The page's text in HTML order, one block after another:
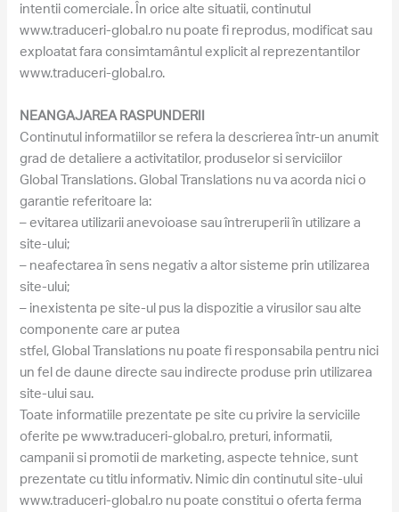
intentii comerciale. În orice alte situatii, continutul
www.traduceri-global.ro nu poate fi reprodus, modificat sau
exploatat fara consimtamântul explicit al reprezentantilor
www.traduceri-global.ro.
NEANGAJAREA RASPUNDERII
Continutul informatiilor se refera la descrierea într-un anumit
grad de detaliere a activitatilor, produselor si serviciilor
Global Translations. Global Translations nu va acorda nici o
garantie referitoare la:
– evitarea utilizarii anevoioase sau întreruperii în utilizare a
site-ului;
– neafectarea în sens negativ a altor sisteme prin utilizarea
site-ului;
– inexistenta pe site-ul pus la dispozitie a virusilor sau alte
componente care ar putea
stfel, Global Translations nu poate fi responsabila pentru nici
un fel de daune directe sau indirecte produse prin utilizarea
site-ului sau.
Toate informatiile prezentate pe site cu privire la serviciile
oferite pe www.traduceri-global.ro, preturi, informatii,
campanii si promotii de marketing, aspecte tehnice, sunt
prezentate cu titlu informativ. Nimic din continutul site-ului
www.traduceri-global.ro nu poate constitui o oferta ferma